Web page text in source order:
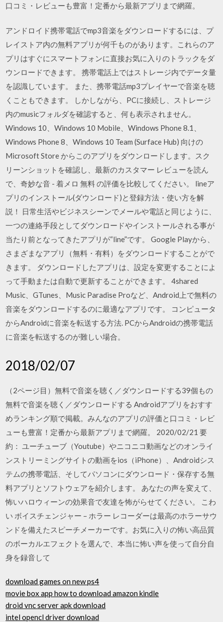
口コミ・レビューも豊富！定番から最新アプリまで網羅。
アンドロイド携帯電話でmp3音楽をダウンロードするには、プ
レイストア内の無料アプリが何千ものがあります。これらのア
プリはすぐにスマートフォンに直接お気に入りのトラックをダ
ウンロードできます。 携帯電話上ではストレージ内でデータ量
を認識しています。 また、携帯電話mp3プレイヤーで音楽を聴
くこともできます。 しかしながら、PCに接続し、ストレージ
内のmusicフォルダを確認すると、何も表示されません。
Windows 10、Windows 10 Mobile、Windows Phone 8.1、
Windows Phone 8、Windows 10 Team (Surface Hub) 向けの
Microsoft Store からこのアプリをダウンロードします。スク
リーンショットを確認し、最新のカスタマー レビューを読ん
で、奇妙な音 - 着メロ 無料 の評価を比較してください。 lineア
プリのインストール(ダウンロード)と登録方法・使い方を解
説！ 日常生活やビジネスシーンでメールや電話と同じように、
一つの連絡手段としてダウンロードやインストールされる事が
当たり前となってきたアプリが“line”です。 Google Playから、
さまざまなアプリ（無料・有料）をダウンロードすることがで
きます。 ダウンロードしたアプリは、設定を変更することによ
って手動または自動で更新することができます。 4shared
Music、GTunes、Music Paradise Proなど、Android上で無料の
音楽をダウンロードするのに最適なアプリです。 コンピュータ
からAndroidに音楽を転送する方法. PCからAndroidの携帯電話
に音楽を転送するのが難しい場合。
2018/02/07
（2ページ目）無料で音楽を聴く／ダウンロードする39個もの
無料で音楽を聴く／ダウンロードする Androidアプリをおすす
めランキング順で掲載。みんなのアプリの評価と口コミ・レビ
ューも豊富！定番から最新アプリまで網羅。 2020/02/21 要
約： ユーチューブ（Youtube）やニコニコ動画などのオンライ
ンストリーミングサイトの動画をios（iPhone）、Androidシス
テムの携帯電話、そしてパソコンにダウンロード・保存する無
料アプリとソフトウェアを紹介します。 あなたの声を変えて、
怖いハロウィーンの効果音で友達を怖がらせてください。 こわ
い ボイスチェンジャー – ホラー レコーダーは最高のホラーサウ
ンドを備えたスピーチメーカーです。お気に入りの怖い高品質
のボーカルエフェクトを選んで、本当に怖い声を使って自分自
身を録音して
download games on new ps4
movie box app how to download amazon kindle
droid vnc server apk download
intel opencl driver download